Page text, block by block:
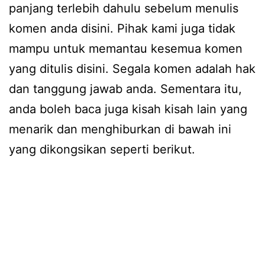
panjang terlebih dahulu sebelum menulis
komen anda disini. Pihak kami juga tidak
mampu untuk memantau kesemua komen
yang ditulis disini. Segala komen adalah hak
dan tanggung jawab anda. Sementara itu,
anda boleh baca juga kisah kisah lain yang
menarik dan menghiburkan di bawah ini
yang dikongsikan seperti berikut.